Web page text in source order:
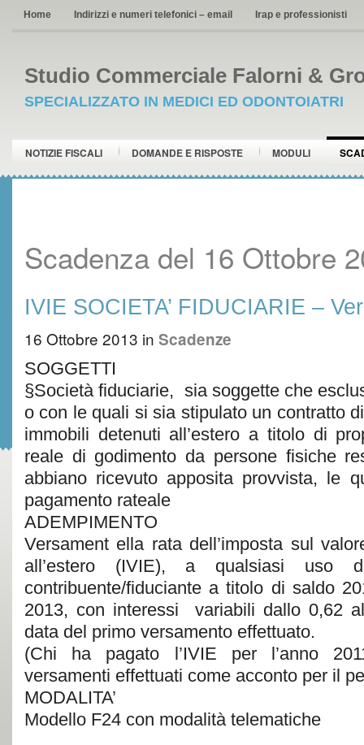
Home Indirizzi e numeri telefonici – email Irap e professionisti
Studio Commerciale Falorni &
SPECIALIZZATO IN MEDICI ED ODONTOIATRI
NOTIZIE FISCALI DOMANDE E RISPOSTE MODULI
Scadenza del 16 Ottobre
IVIE SOCIETA’ FIDUCIARIE –
16 Ottobre 2013 in Scadenze
SOGGETTI
§Società fiduciarie, sia soggette che
o con le quali si sia stipulato un contratto
immobili detenuti all’estero a titolo di
reale di godimento da persone fisiche
abbiano ricevuto apposita provvista, le
pagamento rateale
ADEMPIMENTO
Versament ella rata dell’imposta sul
all’estero (IVIE), a qualsiasi uso
contribuente/fiduciante a titolo di saldo
2013, con interessi variabili dallo 0,62
data del primo versamento effettuato.
(Chi ha pagato l’IVIE per l’anno
versamenti effettuati come acconto per il
MODALITA’
Modello F24 con modalità telematiche